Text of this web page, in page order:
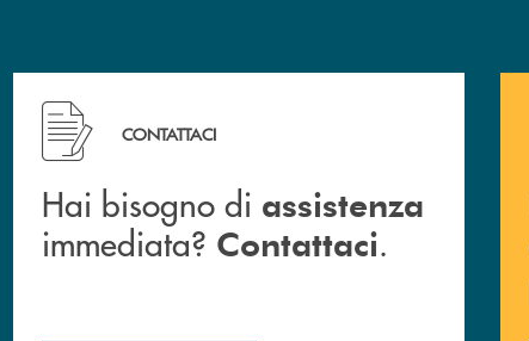
Hai bisogno di assistenza immediata? Contattaci .
CONTATTACI
Hai bisogno di assistenza
immediata? Contattaci.